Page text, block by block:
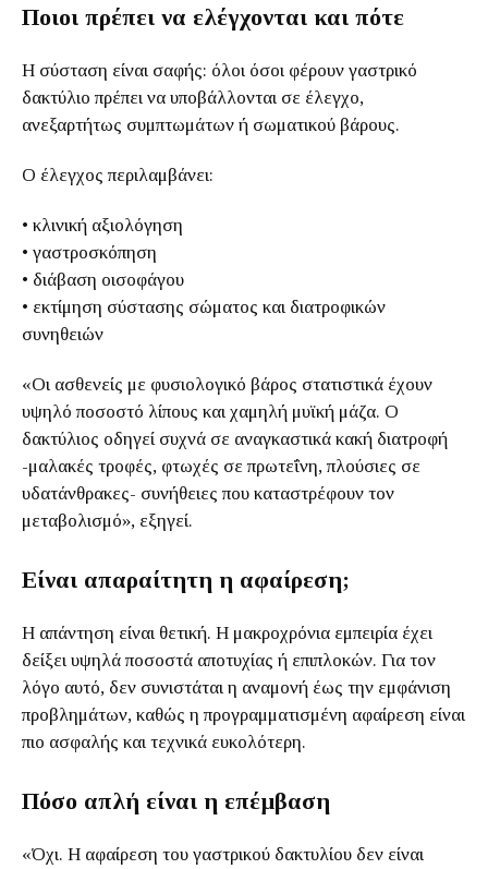
Ποιοι πρέπει να ελέγχονται και πότε
Η σύσταση είναι σαφής: όλοι όσοι φέρουν γαστρικό
δακτύλιο πρέπει να υποβάλλονται σε έλεγχο,
ανεξαρτήτως συμπτωμάτων ή σωματικού βάρους.
Ο έλεγχος περιλαμβάνει:
• κλινική αξιολόγηση
• γαστροσκόπηση
• διάβαση οισοφάγου
• εκτίμηση σύστασης σώματος και διατροφικών
συνηθειών
«Οι ασθενείς με φυσιολογικό βάρος στατιστικά έχουν
υψηλό ποσοστό λίπους και χαμηλή μυϊκή μάζα. Ο
δακτύλιος οδηγεί συχνά σε αναγκαστικά κακή διατροφή
-μαλακές τροφές, φτωχές σε πρωτεΐνη, πλούσιες σε
υδατάνθρακες- συνήθειες που καταστρέφουν τον
μεταβολισμό», εξηγεί.
Είναι απαραίτητη η αφαίρεση;
Η απάντηση είναι θετική. Η μακροχρόνια εμπειρία έχει
δείξει υψηλά ποσοστά αποτυχίας ή επιπλοκών. Για τον
λόγο αυτό, δεν συνιστάται η αναμονή έως την εμφάνιση
προβλημάτων, καθώς η προγραμματισμένη αφαίρεση είναι
πιο ασφαλής και τεχνικά ευκολότερη.
Πόσο απλή είναι η επέμβαση
«Όχι. Η αφαίρεση του γαστρικού δακτυλίου δεν είναι